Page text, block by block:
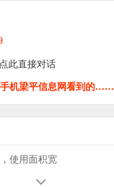
机梁平信息网看到的……
使用面积宽